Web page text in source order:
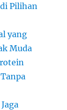
Pilihan
yang
Muda